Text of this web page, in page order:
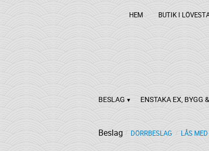
HEM BUTIK I
BESLAG ENSTAKA EX, BYGG
Beslag DÖRRBESLAG LÅS